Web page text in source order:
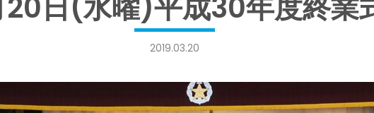
2019.03.20